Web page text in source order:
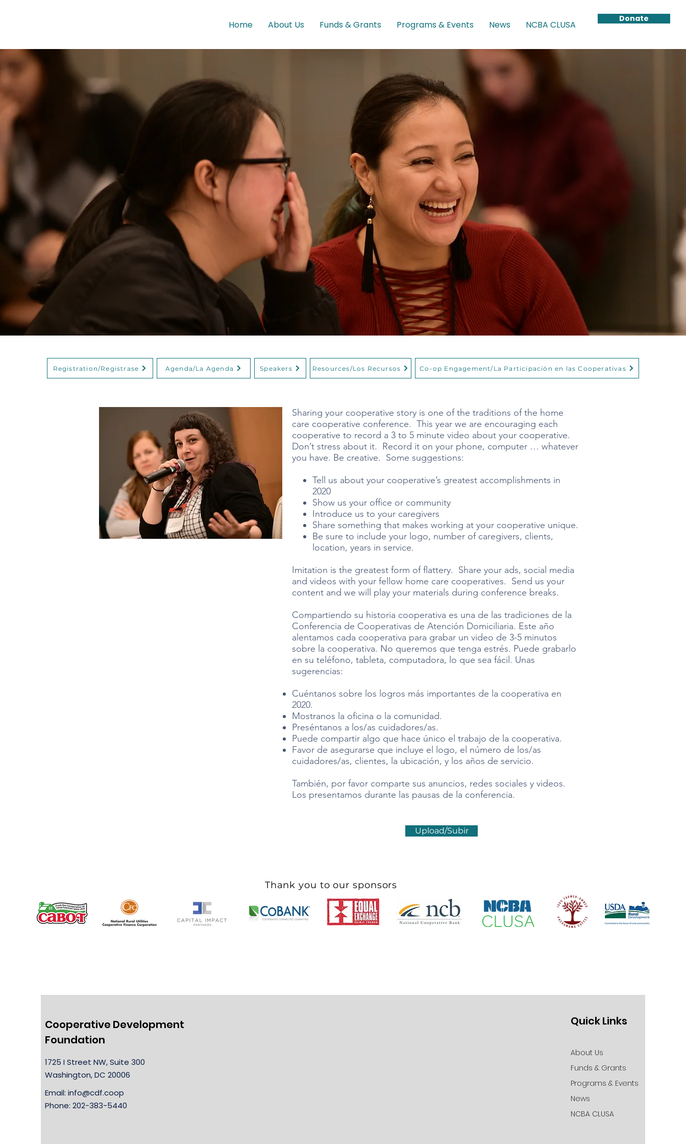
Donate
Home About Us Funds & Grants Programs & Events News NCBA CLUSA
Registration/Registrase Agenda/La Agenda Speakers Resources/Los Recursos Co-op Engagement/La Participación en las Cooperativas
Sharing your cooperative story is one of the traditions of the home
care cooperative conference. This year we are encouraging each
cooperative to record a 3 to 5 minute video about your cooperative.
Don’t stress about it. Record it on your phone, computer … whatever
you have. Be creative. Some suggestions:​​​​
Tell us about your cooperative’s greatest accomplishments in
2020
Show us your office or community
Introduce us to your caregivers
Share something that makes working at your cooperative unique.
Be sure to include your logo, number of caregivers, clients,
location, years in service.
Imitation is the greatest form of flattery. Share your ads, social media
and videos with your fellow home care cooperatives. Send us your
content and we will play your materials during conference breaks.
Compartiendo su historia cooperativa es una de las tradiciones de la
Conferencia de Cooperativas de Atención Domiciliaria. Este año
alentamos cada cooperativa para grabar un video de 3-5 minutos
sobre la cooperativa. No queremos que tenga estrés. Puede grabarlo
en su teléfono, tableta, computadora, lo que sea fácil. Unas
sugerencias:
Cuéntanos sobre los logros más importantes de la cooperativa en
2020.
Mostranos la oficina o la comunidad.
Preséntanos a los/as cuidadores/as.
Puede compartir algo que hace único el trabajo de la cooperativa.
Favor de asegurarse que incluye el logo, el número de los/as
cuidadores/as, clientes, la ubicación, y los años de servicio.
También, por favor comparte sus anuncios, redes sociales y videos.
Los presentamos durante las pausas de la conferencia.
Upload/Subir
Thank you to our sponsors
Cooperative Development
Foundation
1725 I Street NW, Suite 300
Washington, DC 20006
Email: info@cdf.coop
Phone: 202-383-5440​
Quick Links
About Us
Funds & Grants
Programs & Events
News
NCBA CLUSA